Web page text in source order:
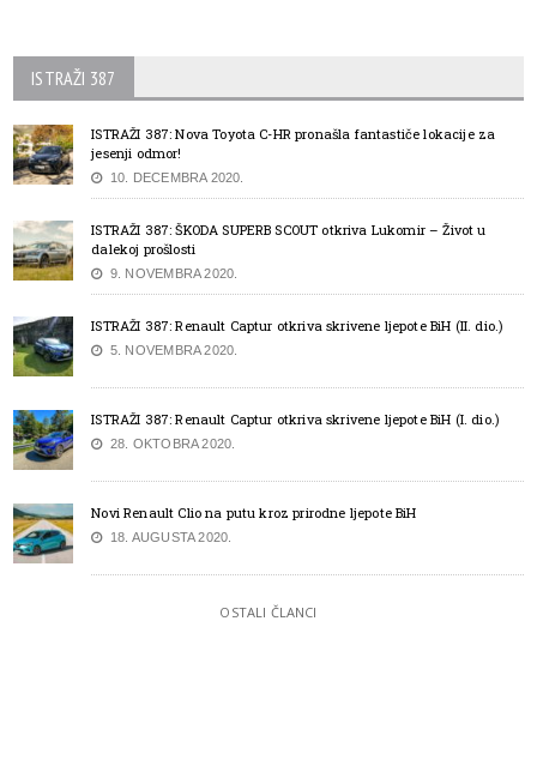
ISTRAŽI 387
ISTRAŽI 387: Nova Toyota C-HR pronašla fantastiče lokacije za
jesenji odmor!
10. DECEMBRA 2020.
ISTRAŽI 387: ŠKODA SUPERB SCOUT otkriva Lukomir – Život u
dalekoj prošlosti
9. NOVEMBRA 2020.
ISTRAŽI 387: Renault Captur otkriva skrivene ljepote BiH (II. dio.)
5. NOVEMBRA 2020.
ISTRAŽI 387: Renault Captur otkriva skrivene ljepote BiH (I. dio.)
28. OKTOBRA 2020.
Novi Renault Clio na putu kroz prirodne ljepote BiH
18. AUGUSTA 2020.
OSTALI ČLANCI